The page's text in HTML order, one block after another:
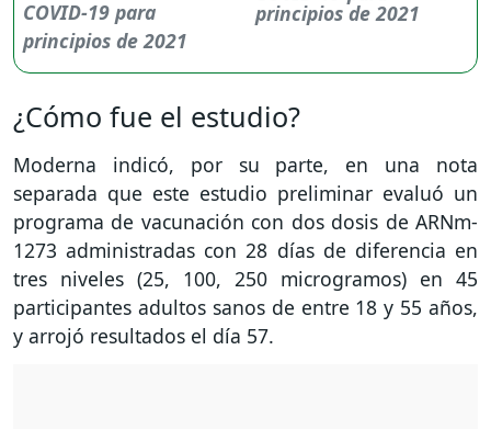
principios de 2021
¿Cómo fue el estudio?
Moderna indicó, por su parte, en una nota
separada que este estudio preliminar evaluó un
programa de vacunación con dos dosis de ARNm-
1273 administradas con 28 días de diferencia en
tres niveles (25, 100, 250 microgramos) en 45
participantes adultos sanos de entre 18 y 55 años,
y arrojó resultados el día 57.